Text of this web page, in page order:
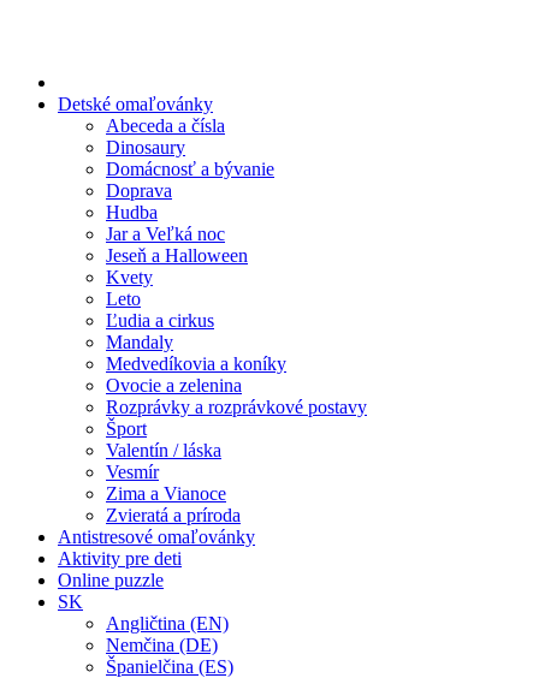
Detské omaľovánky
Abeceda a čísla
Dinosaury
Domácnosť a bývanie
Doprava
Hudba
Jar a Veľká noc
Jeseň a Halloween
Kvety
Leto
Ľudia a cirkus
Mandaly
Medvedíkovia a koníky
Ovocie a zelenina
Rozprávky a rozprávkové postavy
Šport
Valentín / láska
Vesmír
Zima a Vianoce
Zvieratá a príroda
Antistresové omaľovánky
Aktivity pre deti
Online puzzle
SK
Angličtina (EN)
Nemčina (DE)
Španielčina (ES)